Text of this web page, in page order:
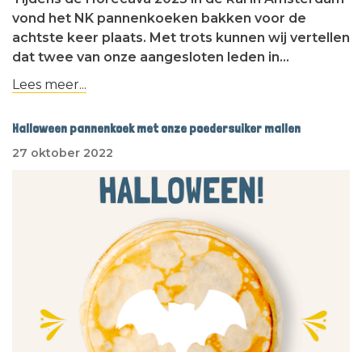
vond het NK pannenkoeken bakken voor de
achtste keer plaats. Met trots kunnen wij vertellen
dat twee van onze aangesloten leden in…
Lees meer...
Halloween pannenkoek met onze poedersuiker mallen
27 oktober 2022